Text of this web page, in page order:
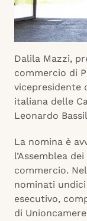
Dalila Mazzi,
commercio di
vicepresidente
italiana delle
Leonardo
La nomina è
l’Assemblea
commercio.
nominati
esecutivo,
di